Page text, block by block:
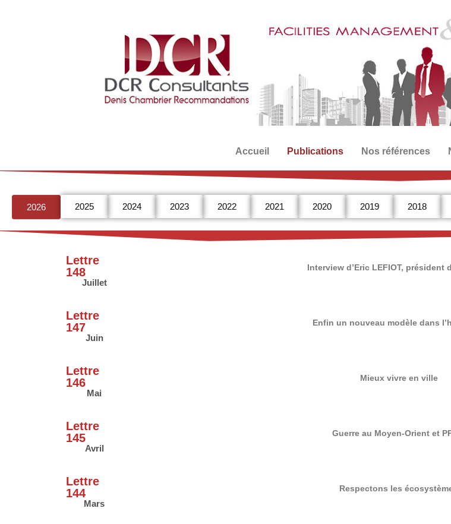
Accueil Publications Nos références
2026 2025 2024 2023 2022 2021 2020 2019 2018
Lettre
148
Juillet
Interview d’Eric LEFIOT, président
Lettre
147
Juin
Enfin un nouveau modèle dans
Lettre
146
Mai
Mieux vivre en ville
Lettre
145
Avril
Guerre au Moyen-Orient et
Lettre
144
Mars
Respectons les